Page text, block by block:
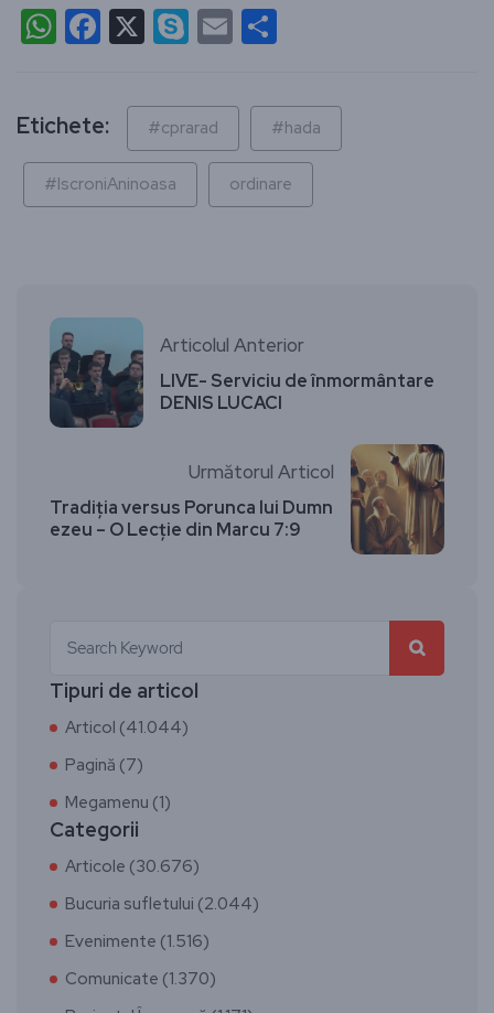
WhatsApp
Facebook
X Skype
Email
Etichete: #cprarad #hada
#IscroniAninoasa ordinare
Articolul Anterior
LIVE- Serviciu de înmormântare
DENIS LUCACI
Următorul Articol
Tradiția versus Porunca lui Dumn
ezeu – O Lecție din Marcu 7:9
Tipuri de articol
Articol (41.044)
Pagină (7)
Megamenu (1)
Categorii
Articole (30.676)
Bucuria sufletului (2.044)
Evenimente (1.516)
Comunicate (1.370)